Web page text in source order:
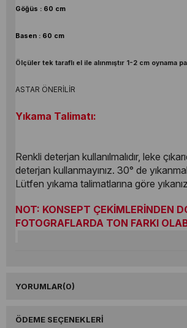
Göğüs : 60 cm
Basen : 60 cm
Ölçüler tek taraflı el ile alınmıştır 1-2 cm oynama
ASTAR ÖNERİLİR
Yıkama Talimatı:
Renkli deterjan kullanılmalıdır, leke
deterjan kullanmayınız. 30° de
Lütfen yıkama talimatlarına göre
NOT: KONSEPT ÇEKİMLERİNDEN
FOTOGRAFLARDA TON FARKI
YORUMLAR(0)
ÖDEME SEÇENEKLERI